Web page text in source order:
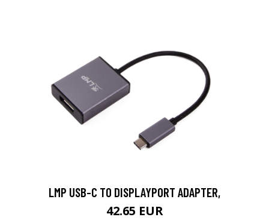
LMP USB-C TO DISPLAYPORT ADAPTER,
42.65 EUR